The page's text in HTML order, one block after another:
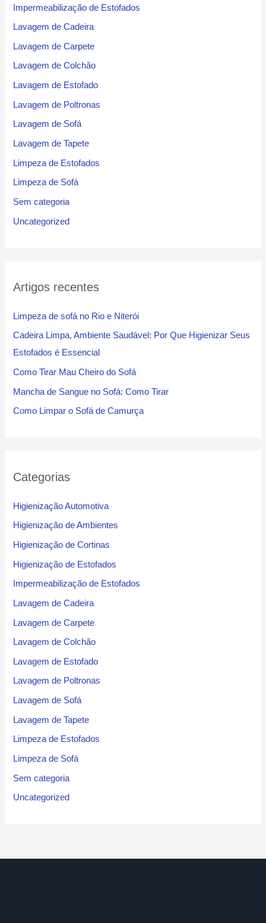
Impermeabilização de Estofados
Lavagem de Cadeira
Lavagem de Carpete
Lavagem de Colchão
Lavagem de Estofado
Lavagem de Poltronas
Lavagem de Sofá
Lavagem de Tapete
Limpeza de Estofados
Limpeza de Sofá
Sem categoria
Uncategorized
Artigos recentes
Limpeza de sofá no Rio e Niterói
Cadeira Limpa, Ambiente Saudável: Por Que Higienizar Seus
Estofados é Essencial
Como Tirar Mau Cheiro do Sofá
Mancha de Sangue no Sofá: Como Tirar
Como Limpar o Sofá de Camurça
Categorias
Higienização Automotiva
Higienização de Ambientes
Higienização de Cortinas
Higienização de Estofados
Impermeabilização de Estofados
Lavagem de Cadeira
Lavagem de Carpete
Lavagem de Colchão
Lavagem de Estofado
Lavagem de Poltronas
Lavagem de Sofá
Lavagem de Tapete
Limpeza de Estofados
Limpeza de Sofá
Sem categoria
Uncategorized